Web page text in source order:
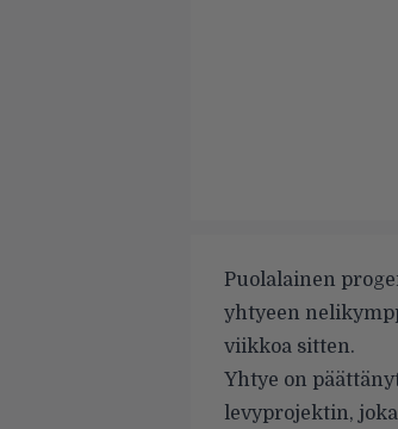
Puolalainen
yhtyeen
viikkoa sitten.
Yhtye on
levyprojektin,